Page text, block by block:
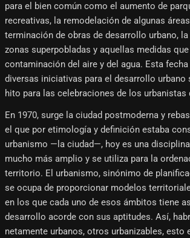
para el bien común como el aumento de
recreativas, la remodelación de algunas
terminación de obras de desarrollo urbano,
zonas superpobladas y aquellas medidas
contaminación del aire y del agua. Esta
diversas iniciativas para el desarrollo urbano
hito para las celebraciones de los urbanistas
En 1970, surge la ciudad postmoderna y
el que por etimología y definición estaba
urbanismo —la ciudad—, hoy es una
mucho más amplio y se utiliza para la
territorio. El urbanismo, sinónimo de
se ocupa de proporcionar modelos
en los que cada uno de esos ámbitos tiene
desarrollo acorde con sus aptitudes. Así,
netamente urbanos, otros urbanizables, esto